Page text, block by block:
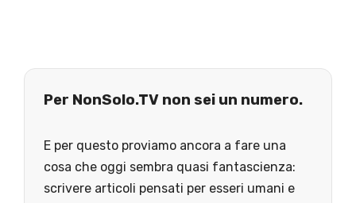
Per NonSolo.TV non sei un numero.
E per questo proviamo ancora a fare una
cosa che oggi sembra quasi fantascienza:
scrivere articoli pensati per esseri umani e